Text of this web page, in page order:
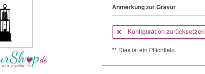
Anmerkung zur Gravur
Konfiguration zurücksetzen
** Dies ist ein Pflichtfeld.